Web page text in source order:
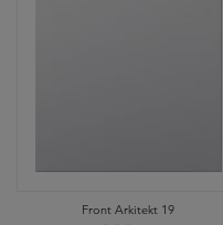
Front Arkitekt 19